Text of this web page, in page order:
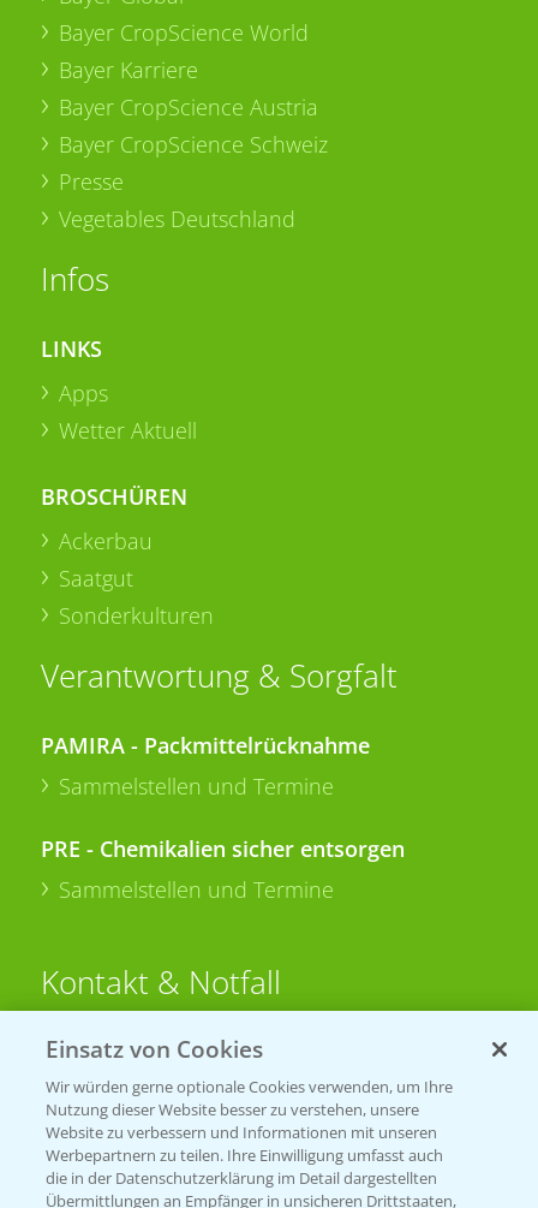
Bayer CropScience World
Bayer Karriere
Bayer CropScience Austria
Bayer CropScience Schweiz
Presse
Vegetables Deutschland
Infos
LINKS
Apps
Wetter Aktuell
BROSCHÜREN
Ackerbau
Saatgut
Sonderkulturen
Verantwortung & Sorgfalt
PAMIRA - Packmittelrücknahme
Sammelstellen und Termine
PRE - Chemikalien sicher entsorgen
Sammelstellen und Termine
Kontakt & Notfall
Beratung auf WhatsApp
T.+49 (0)174 346 564 1
KONTAKT
Einsatz von Cookies
Wir würden gerne optionale Cookies verwenden, um Ihre
Nutzung dieser Website besser zu verstehen, unsere
Website zu verbessern und Informationen mit unseren
Werbepartnern zu teilen. Ihre Einwilligung umfasst auch
die in der Datenschutzerklärung im Detail dargestellten
Übermittlungen an Empfänger in unsicheren Drittstaaten,